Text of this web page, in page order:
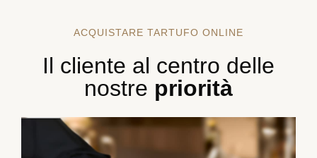
ACQUISTARE TARTUFO ONLINE
Il cliente al centro delle
nostre priorità